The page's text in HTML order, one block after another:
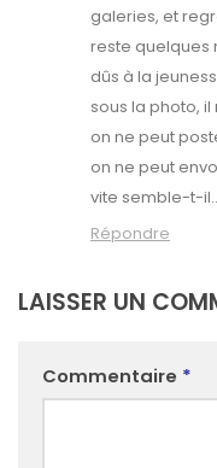
galeries, et
reste quelques
dûs à la
sous la photo,
on ne peut
on ne peut
vite semble-t-
Répondre
LAISSER UN
Commentaire *